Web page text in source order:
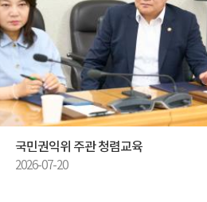
국민권익위 주관 청렴교육
2026-07-20